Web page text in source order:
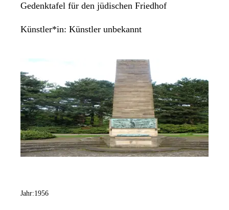
Gedenktafel für den jüdischen Friedhof
Künstler*in: Künstler unbekannt
Jahr:1956